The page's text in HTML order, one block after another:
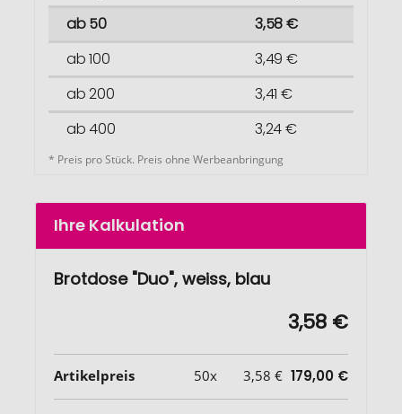
ab 50
3,58 €
ab 100
3,49 €
ab 200
3,41 €
ab 400
3,24 €
* Preis pro Stück. Preis ohne Werbeanbringung
Ihre Kalkulation
Brotdose "Duo", weiss, blau
3,58 €
Artikelpreis 50x 3,58 € 179,00 €